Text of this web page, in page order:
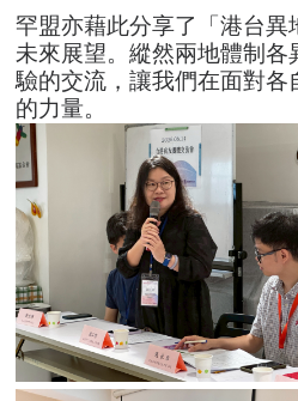
罕盟亦藉此分享了「港台異
未來展望。縱然兩地體制各
驗的交流，讓我們在面對
的力量。